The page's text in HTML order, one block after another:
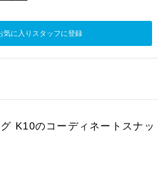
気に入りスタッフに登録
K10のコーディネートスナッ